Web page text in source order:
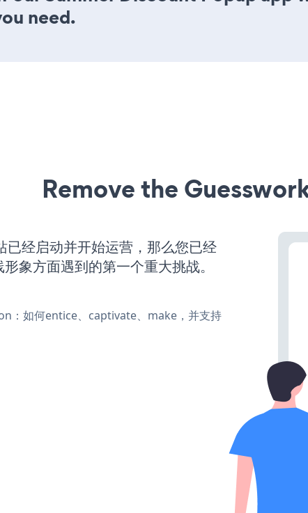
need.
Remove the
经启动并开始运营，那么您已经
象方面遇到的第一个重大挑战。
：如何entice、captivate、make，并支持